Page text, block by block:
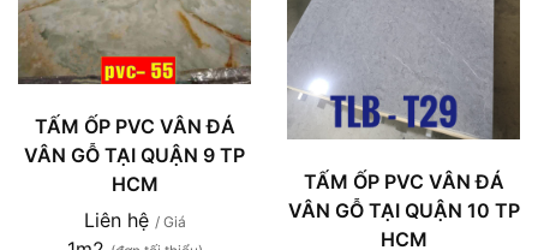
TẤM ỐP PVC VÂN ĐÁ
VÂN GỖ TẠI QUẬN 9 TP
HCM
Liên hệ / Giá
TẤM ỐP PVC VÂN ĐÁ
VÂN GỖ TẠI QUẬN 10 TP
HCM